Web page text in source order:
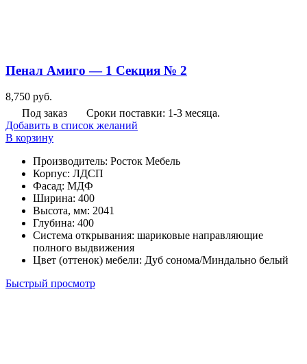
Пенал Амиго — 1 Секция № 2
8,750 руб.
Под заказ
Сроки поставки: 1-3 месяца.
Добавить в список желаний
В корзину
Производитель: Росток Мебель
Корпус: ЛДСП
Фасад: МДФ
Ширина: 400
Высота, мм: 2041
Глубина: 400
Система открывания: шариковые направляющие
полного выдвижения
Цвет (оттенок) мебели: Дуб сонома/Миндально белый
Быстрый просмотр